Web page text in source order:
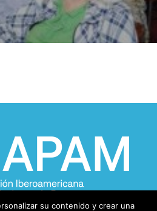
su contenido y crear una